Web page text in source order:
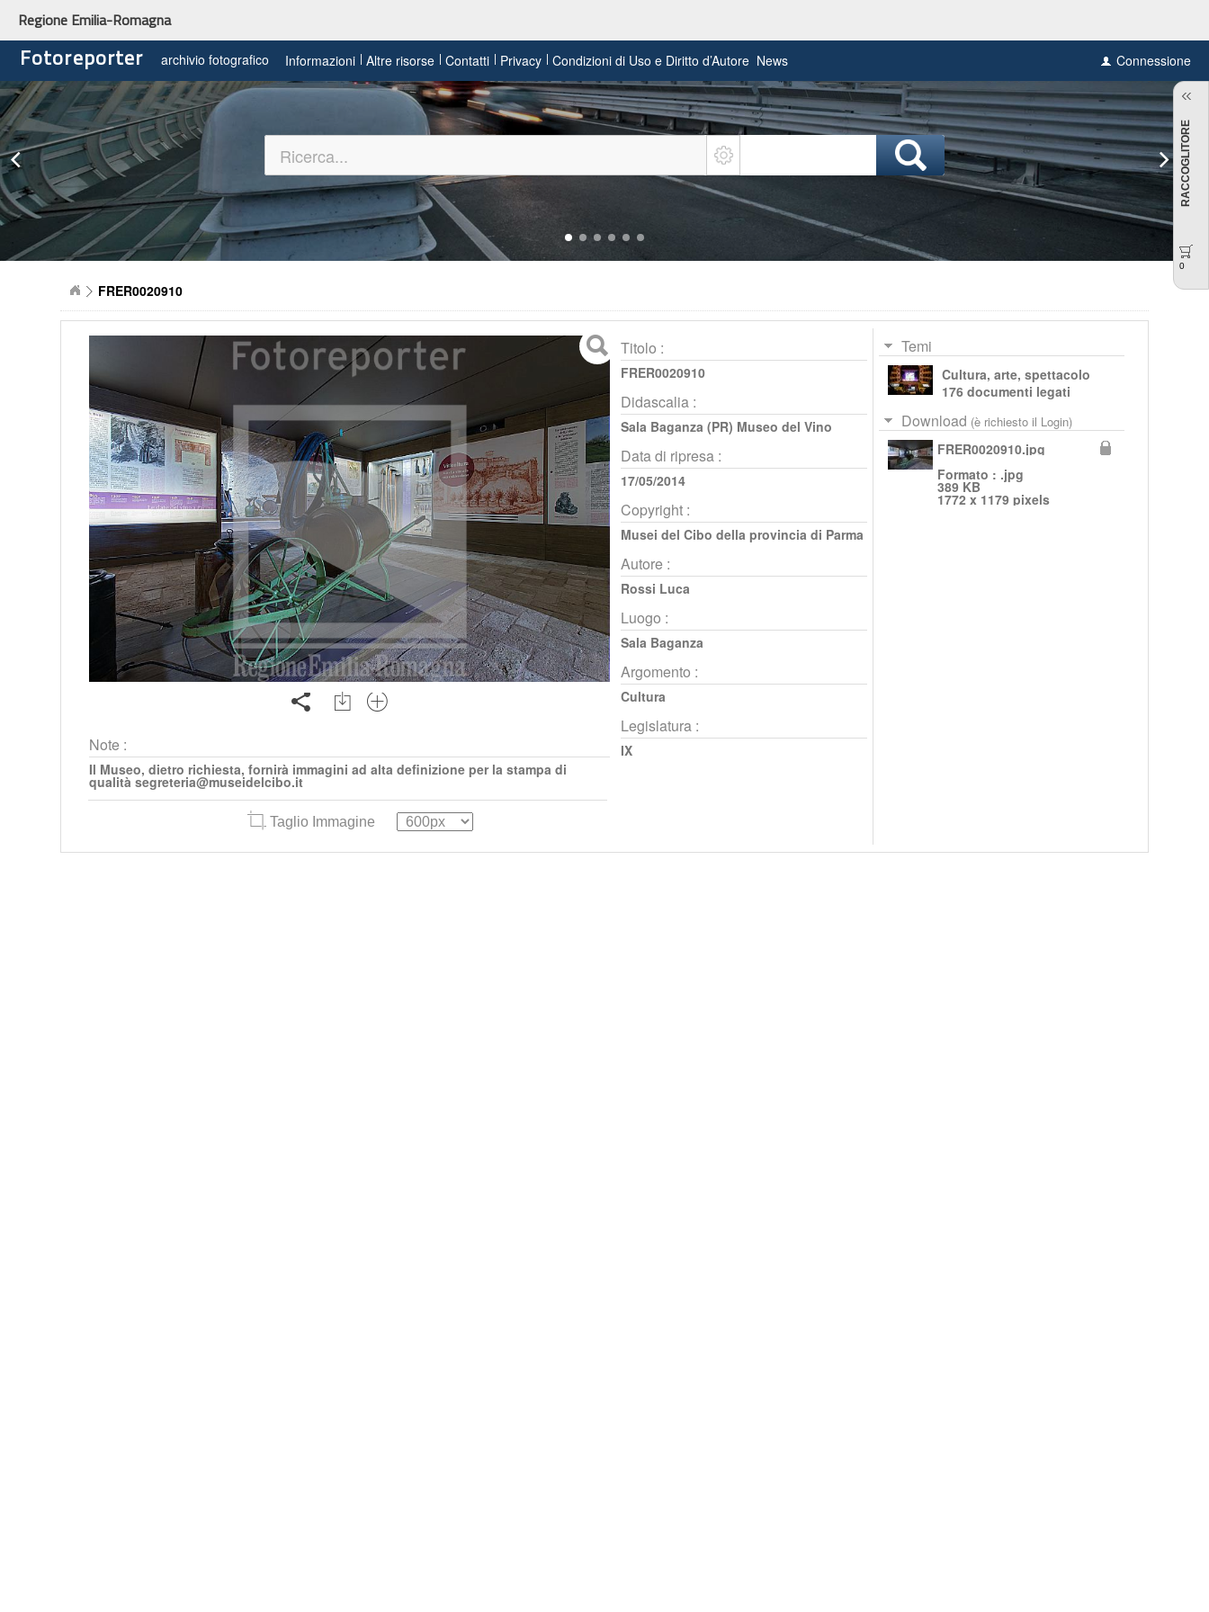
Regione Emilia-Romagna
Fotoreporter archivio fotografico Informazioni Altre risorse Contatti Privacy Condizioni di Uso e Diritto d’Autore News Connessione
FRER0020910
Note :
Il Museo, dietro richiesta, fornirà immagini ad alta definizione per la stampa di
qualità segreteria@museidelcibo.it
Taglio Immagine
Titolo :
FRER0020910
Didascalia :
Sala Baganza (PR) Museo del Vino
Data di ripresa :
17/05/2014
Copyright :
Musei del Cibo della provincia di Parma
Autore :
Rossi Luca
Luogo :
Sala Baganza
Argomento :
Cultura
Legislatura :
IX
Temi
Cultura, arte, spettacolo
176 documenti legati
Download (è richiesto il Login)
FRER0020910.jpg
Formato : .jpg
389 KB
1772 x 1179 pixels
RACCOGLITORE
0